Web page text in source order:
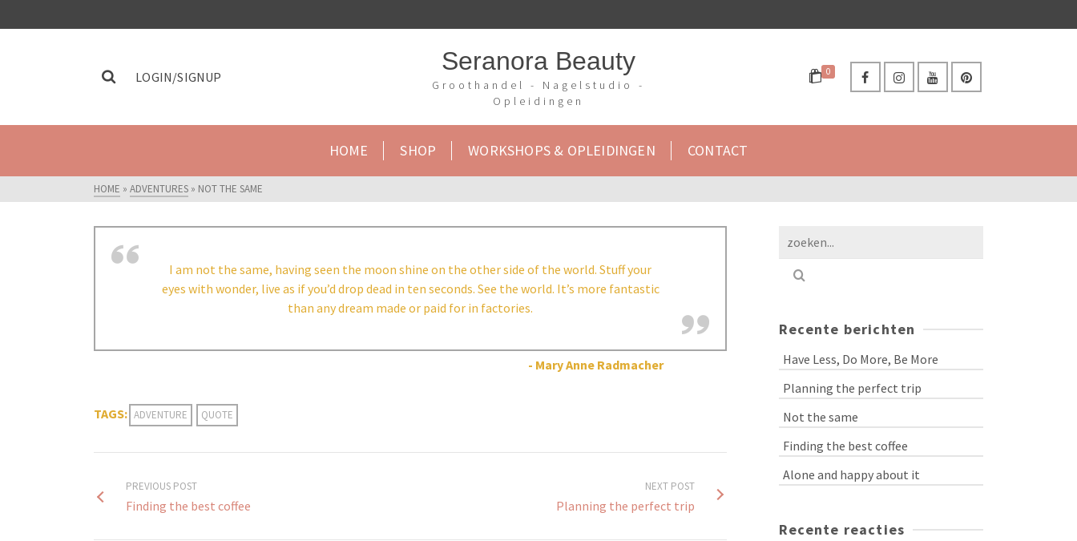
LOGIN/SIGNUP
Seranora Beauty
Groothandel - Nagelstudio -
Opleidingen
0
HOME SHOP WORKSHOPS & OPLEIDINGEN CONTACT
HOME » ADVENTURES » NOT THE SAME
I am not the same, having seen the moon shine on the other side of the world. Stuff your
eyes with wonder, live as if you’d drop dead in ten seconds. See the world. It’s more fantastic
than any dream made or paid for in factories.
- Mary Anne Radmacher
TAGS: ADVENTURE QUOTE
PREVIOUS POST
Finding the best coffee
NEXT POST
Planning the perfect trip
Recente berichten
Have Less, Do More, Be More
Planning the perfect trip
Not the same
Finding the best coffee
Alone and happy about it
Recente reacties